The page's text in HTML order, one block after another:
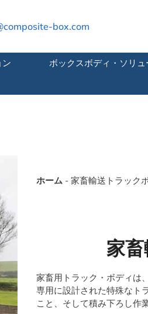
box.com
ン ボックスボディ・ソリュ
ホーム - 家畜輸送トラック
家
家畜用トラック・ボディは
専用に設計された特殊なト
こと、そして積み下ろし作